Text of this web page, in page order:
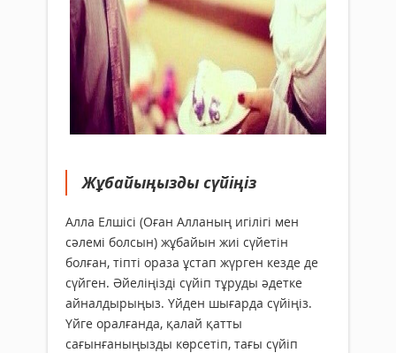
Жұбайыңызды сүйіңіз
Алла Елшісі (Оған Алланың игілігі мен
сәлемі болсын) жұбайын жиі сүйетін
болған, тіпті ораза ұстап жүрген кезде де
сүйген. Әйеліңізді сүйіп тұруды әдетке
айналдырыңыз. Үйден шығарда сүйіңіз.
Үйге оралғанда, қалай қатты
сағынғаныңызды көрсетіп, тағы сүйіп